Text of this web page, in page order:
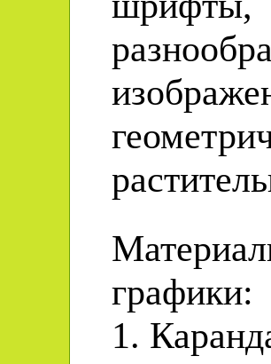
графики:
1.